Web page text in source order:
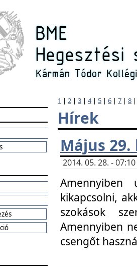
1 | 2 | 3 | 4| 5 | 6 | 7 | 8
Hírek
Május
2014. 05. 28. -
kikapcsolni,
szokások
Amennyiben
csengőt